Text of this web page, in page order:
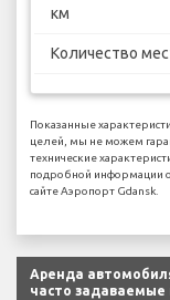
км
Количество
Показанные
целей, мы не можем
технические
подробной информации
сайте Аэропорт Gdansk.
Аренда
часто задаваемые